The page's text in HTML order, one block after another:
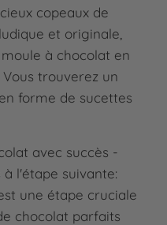
copeaux de
et originale,
à chocolat en
trouverez un
forme de sucettes
avec succès -
à l'étape suivante:
une étape cruciale
chocolat parfaits